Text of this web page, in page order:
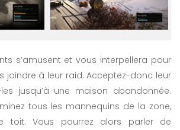
s’amusent et vous interpellera pour
joindre à leur raid. Acceptez-donc leur
jusqu’à une maison abandonnée.
tous les mannequins de la zone,
toit. Vous pourrez alors parler de